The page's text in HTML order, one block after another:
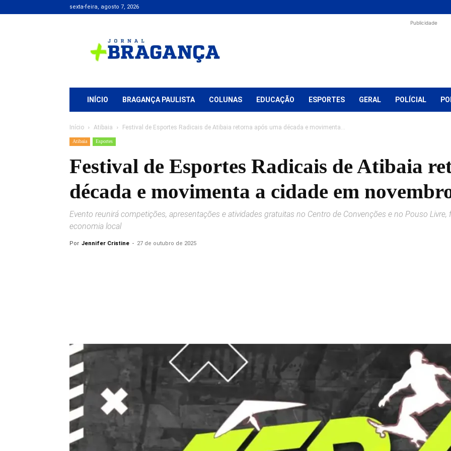
sexta-feira, agosto 7, 2026
+
Bragança
Publicidade
INÍCIO BRAGANÇA PAULISTA COLUNAS EDUCAÇÃO ESPORTES GERAL POLÍCIAL
Início Atibaia Festival de Esportes Radicais de Atibaia retorna após uma década e movimenta...
Atibaia Esportes
Festival de Esportes Radicais de Atibaia
década e movimenta a cidade em
Evento reunirá competições, apresentações e atividades gratuitas no Centro de Convenções e no Pouso
economia local
Por Jennifer Cristine - 27 de outubro de 2025